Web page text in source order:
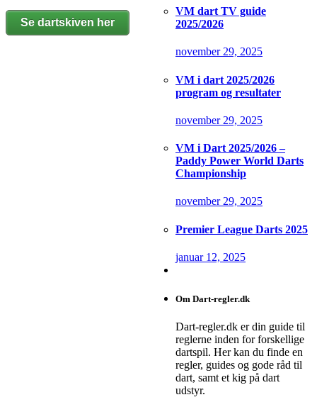
Se dartskiven her
VM dart TV guide
2025/2026
november 29, 2025
VM i dart 2025/2026
program og resultater
november 29, 2025
VM i Dart 2025/2026 –
Paddy Power World Darts
Championship
november 29, 2025
Premier League Darts 2025
januar 12, 2025
Om Dart-regler.dk
Dart-regler.dk er din guide til
reglerne inden for forskellige
dartspil. Her kan du finde en
regler, guides og gode råd til
dart, samt et kig på dart
udstyr.